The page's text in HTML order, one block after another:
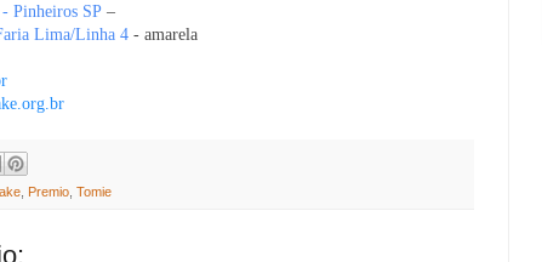
Pinheiros SP –
Lima/Linha 4 - amarela
Premio Tomie